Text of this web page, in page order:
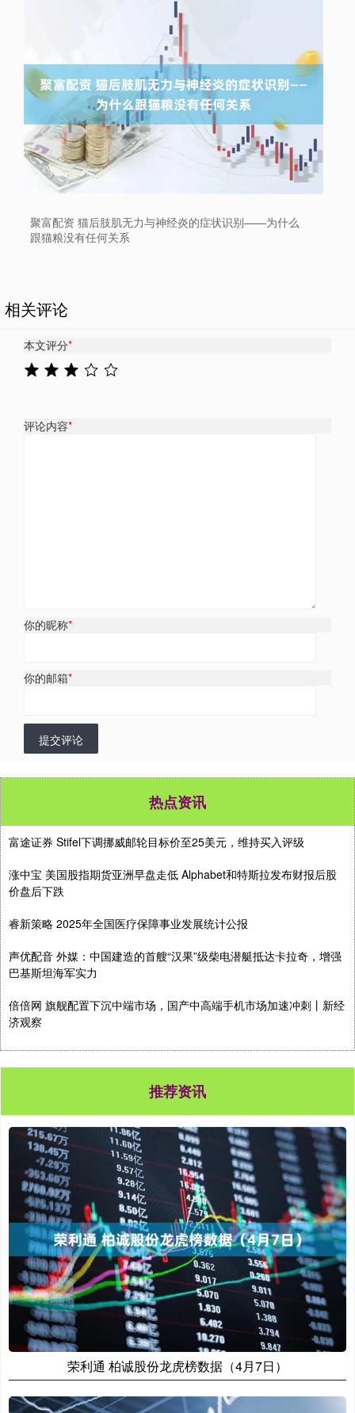
聚富配资 猫后肢肌无力与神经炎的症状识别——为什么
跟猫粮没有任何关系
相关评论
本文评分*
评论内容*
你的昵称*
你的邮箱*
提交评论
热点资讯
富途证券 Stifel下调挪威邮轮目标价至25美元，维持买入评级
涨中宝 美国股指期货亚洲早盘走低 Alphabet和特斯拉发布财报后股
价盘后下跌
睿新策略 2025年全国医疗保障事业发展统计公报
声优配音 外媒：中国建造的首艘“汉果”级柴电潜艇抵达卡拉奇，增强
巴基斯坦海军实力
倍倍网 旗舰配置下沉中端市场，国产中高端手机市场加速冲刺丨新经
济观察
推荐资讯
荣利通 柏诚股份龙虎榜数据（4月7日）